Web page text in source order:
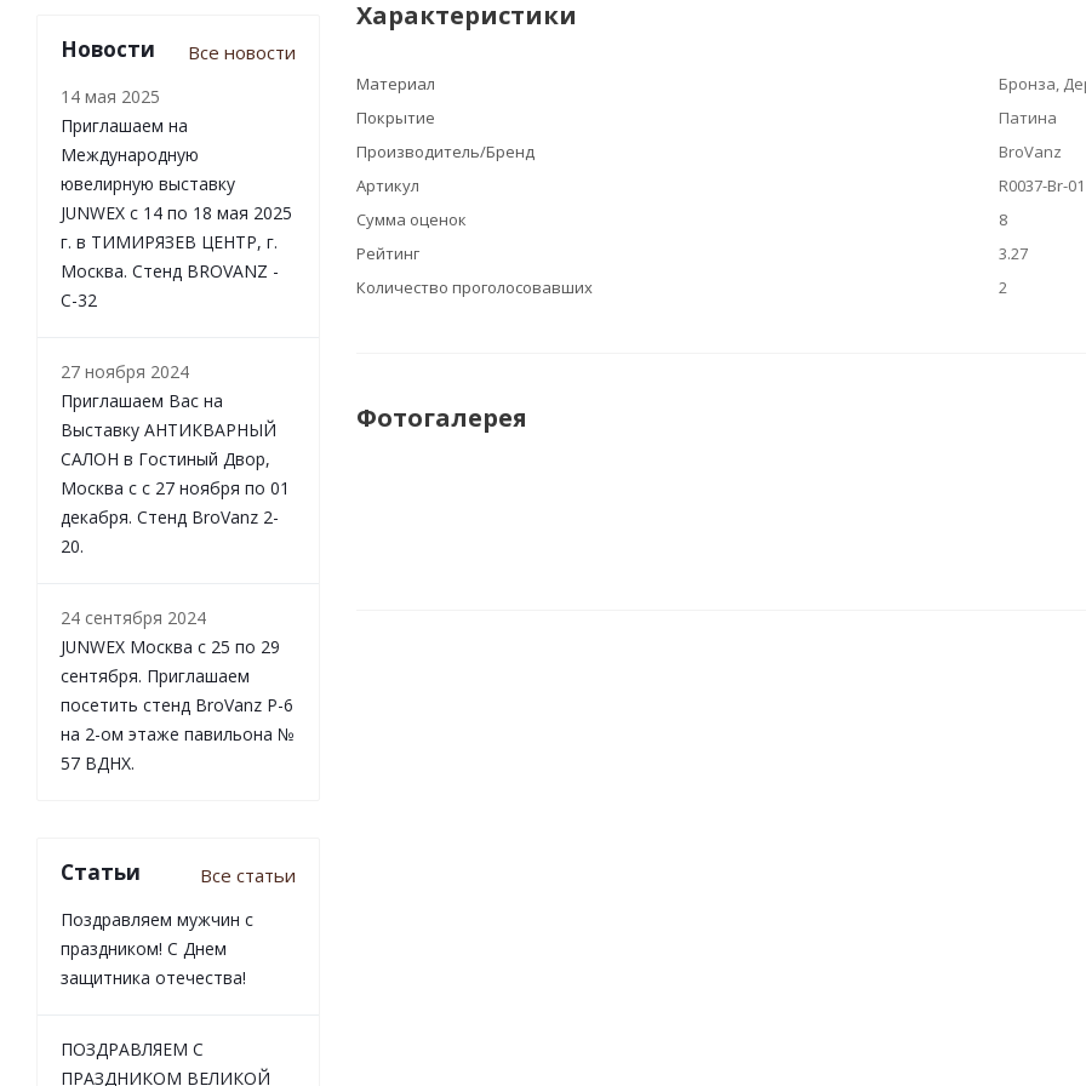
Характеристики
Материал
Бронза,
Покрытие
Патина
Производитель/Бренд
BroVanz
Артикул
R0037-Br-01
Сумма оценок
8
Рейтинг
3.27
Количество проголосовавших
2
Фотогалерея
Новости Все новости
14 мая 2025
Приглашаем на
Международную
ювелирную выставку
JUNWEX с 14 по 18 мая 2025
г. в ТИМИРЯЗЕВ ЦЕНТР, г.
Москва. Стенд BROVANZ -
С-32
27 ноября 2024
Приглашаем Вас на
Выставку АНТИКВАРНЫЙ
САЛОН в Гостиный Двор,
Москва с с 27 ноября по 01
декабря. Стенд BroVanz 2-
20.
24 сентября 2024
JUNWEX Москва с 25 по 29
сентября. Приглашаем
посетить стенд BroVanz Р-6
на 2-ом этаже павильона №
57 ВДНХ.
Статьи Все статьи
Поздравляем мужчин с
праздником! С Днем
защитника отечества!
ПОЗДРАВЛЯЕМ С
ПРАЗДНИКОМ ВЕЛИКОЙ